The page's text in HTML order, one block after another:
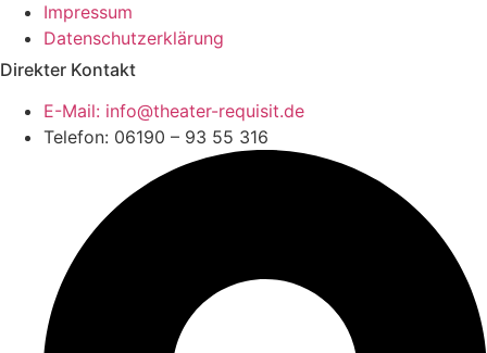
Impressum
Datenschutzerklärung
Direkter Kontakt
E-Mail: info@theater-requisit.de
Telefon: 06190 – 93 55 316